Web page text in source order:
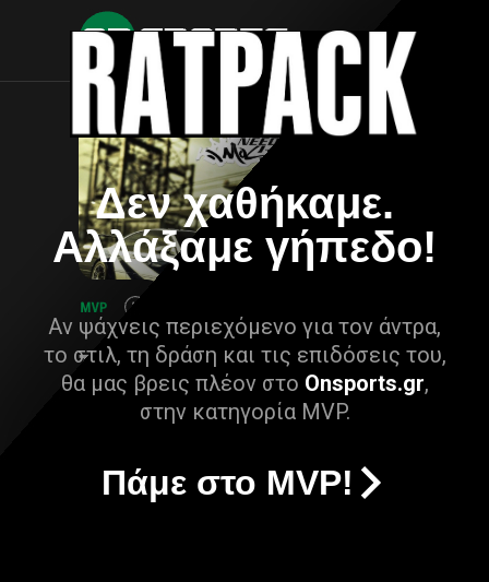
Δεν χαθήκαμε.
Αλλάξαμε γήπεδο!
Αν ψάχνεις περιεχόμενο για τον άντρα,
το στιλ, τη δράση και τις επιδόσεις του,
θα μας βρεις πλέον στο Onsports.gr,
στην κατηγορία MVP.
Πάμε στο MVP!